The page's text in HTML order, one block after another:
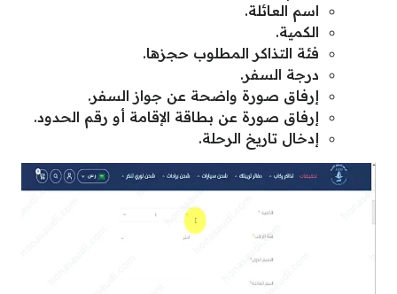
اسم العائلة.
الكمية.
فئة التذاكر المطلوب حجزها.
درجة السفر.
إرفاق صورة واضحة عن جواز السفر.
إرفاق صورة عن بطاقة الإقامة أو رقم الحدود.
إدخال تاريخ الرحلة.